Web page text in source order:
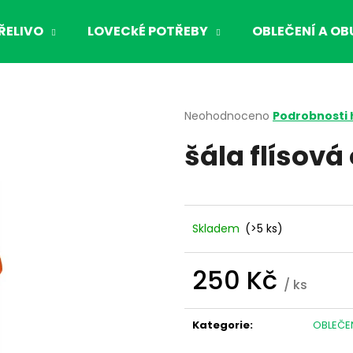
LOVECkÉ POTŘEBY OBLEČENÍ A
Průměrné
produktu
je
5
hvězdiček.
Neohodnoceno Podrobnosti
šála flísová
Skladem (>5 ks)
250 Kč / ks
cena:
Kategorie:
HLEDAT